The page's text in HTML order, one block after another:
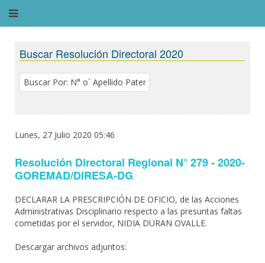
Buscar Resolución Directoral 2020
Lunes, 27 Julio 2020 05:46
Resolución Directoral Regional N° 279 - 2020-
GOREMAD/DIRESA-DG
DECLARAR LA PRESCRIPCIÓN DE OFICIO, de las Acciones
Administrativas Disciplinario respecto a las presuntas faltas
cometidas por el servidor, NIDIA DURAN OVALLE.
Descargar archivos adjuntos: